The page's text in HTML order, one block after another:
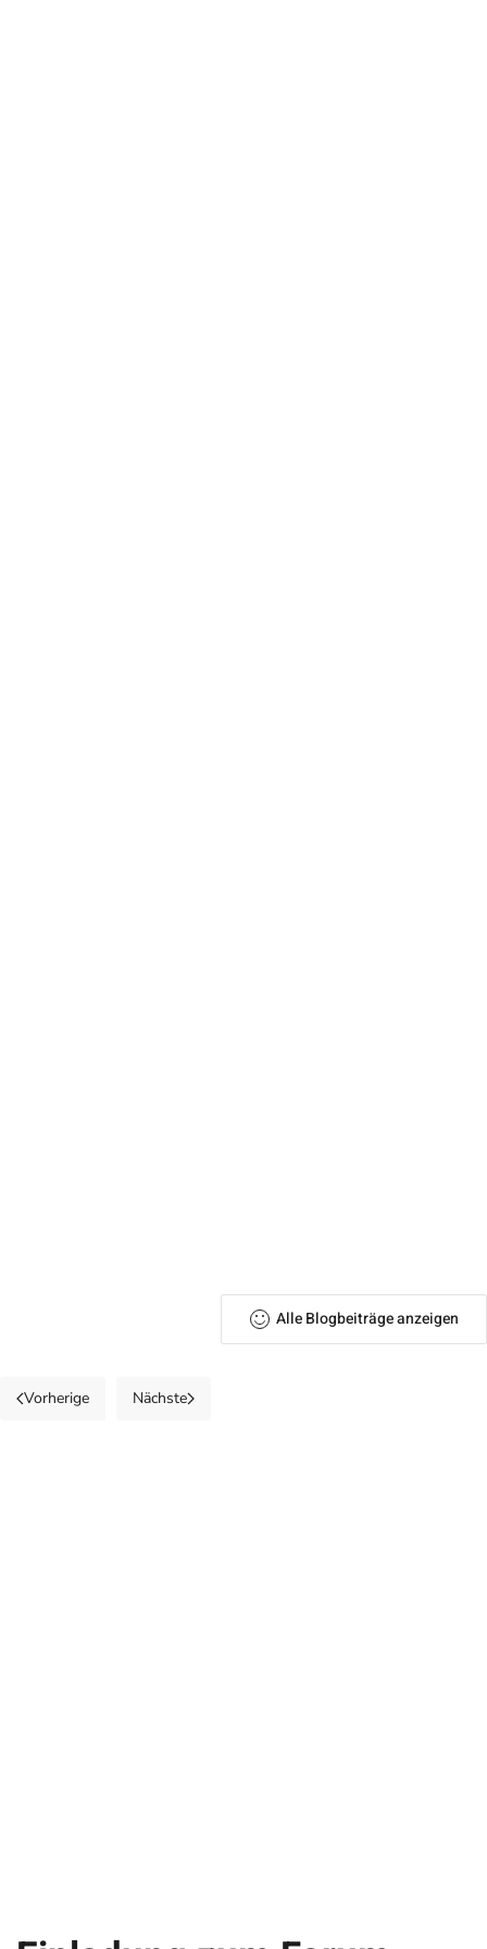
Alle Blogbeiträge anzeigen
Vorherige Nächste